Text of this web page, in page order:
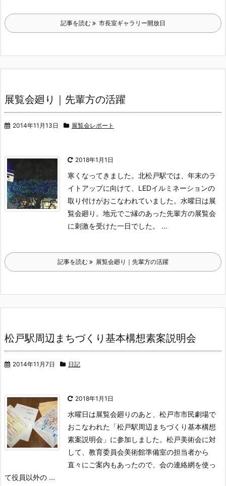
記事を読む 市長室ギャラリー開放日
展覧会廻り｜先輩方の活躍
2014年11月13日 展覧会レポート
2018年1月1日
寒くなってきました。北松戸駅では、年末のラ
イトアップに向けて、LEDイルミネーションの
取り付けがおこなわれていました。 水曜日は展
覧会廻り。 地元でご縁のあった先輩方の展覧会
に刺激を受けた一日でした。
...
記事を読む 展覧会廻り｜先輩方の活躍
松戸駅周辺まちづくり基本構想素案説明会
2014年11月7日 日記
2018年1月1日
水曜日は展覧会廻りのあと、松戸市市民劇場で
おこなわれた「松戸駅周辺まちづくり基本構想
素案説明会」に参加しました。 松戸美術会に対
して、教育委員会美術館準備室の担当者から
直々にご案内もあったので、会の連絡網を使っ
て役員以外の ...